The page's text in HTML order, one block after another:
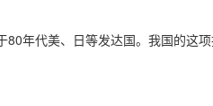
年代美、日等发达国。我国的这